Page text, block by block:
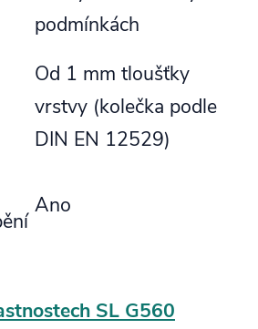
podmínkách
Od 1 mm tloušťky
vrstvy (kolečka podle
DIN EN 12529)
Ano
SL G560